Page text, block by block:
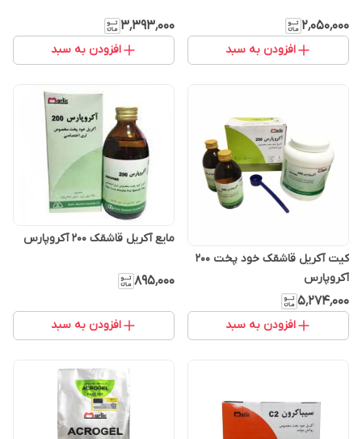
۲٬۰۵۰٬۰۰۰
افزودن به سبد
۳٬۳۹۳٬۰۰۰
افزودن به سبد
کیت آکریل قاشقک خود پخت ۲۰۰
آکروپارس
۵٬۲۷۴٬۰۰۰
افزودن به سبد
مایع آکریل قاشقک 200 آکروپارس
۸۹۵٬۰۰۰
افزودن به سبد